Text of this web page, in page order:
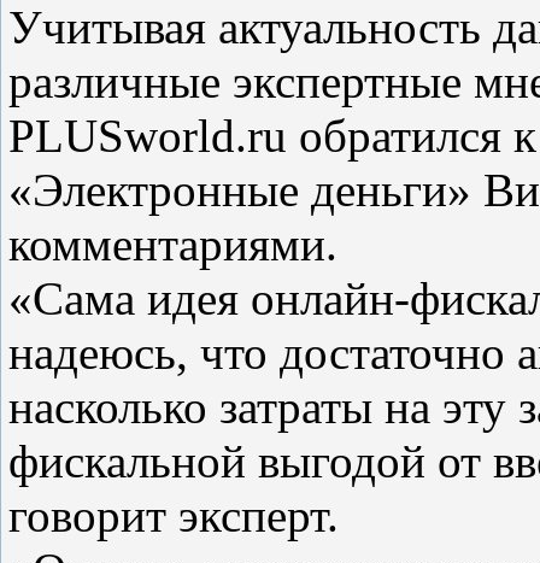
Учитывая актуальность
различные экспертные
PLUSworld.ru обратился
«Электронные деньги»
комментариями.
«Сама идея онлайн-
надеюсь, что достаточно
насколько затраты на
фискальной выгодой от
говорит эксперт.